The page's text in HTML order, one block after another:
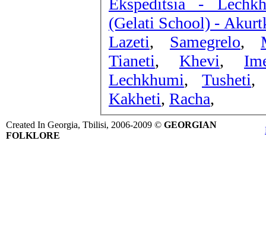
(Gelati School) -
Lazeti, Samegrelo,
Tianeti, Khevi,
Lechkhumi, Tusheti
Kakheti, Racha,
Created In Georgia, Tbilisi, 2006-2009 © GEORGIAN
FOLKLORE